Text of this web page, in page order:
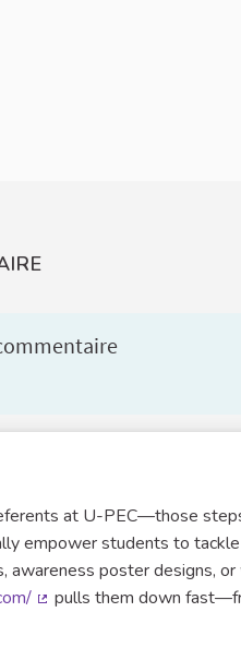
at U-PEC—those
empower students to
awareness poster designs,
pulls them down